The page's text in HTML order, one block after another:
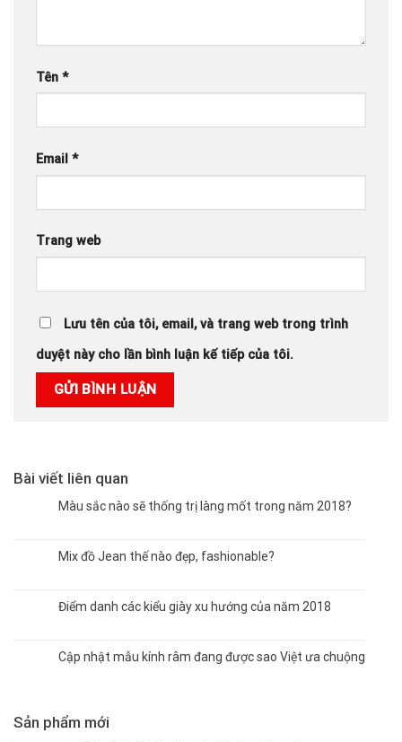
Tên *
Email *
Trang web
Lưu tên của tôi, email, và trang web trong trình
duyệt này cho lần bình luận kế tiếp của tôi.
Bài viết liên quan
Màu sắc nào sẽ thống trị làng mốt trong năm 2018?
Mix đồ Jean thế nào đẹp, fashionable?
Điểm danh các kiểu giày xu hướng của năm 2018
Cập nhật mẫu kính râm đang được sao Việt ưa chuộng
Sản phẩm mới